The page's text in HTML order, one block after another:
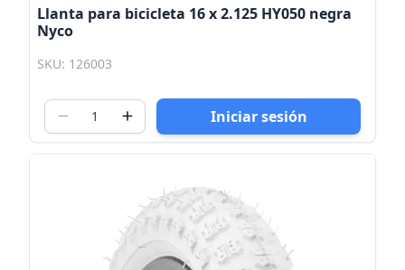
Llanta para bicicleta 16 x 2.125 HY050 negra
Nyco
SKU: 126003
Iniciar sesión